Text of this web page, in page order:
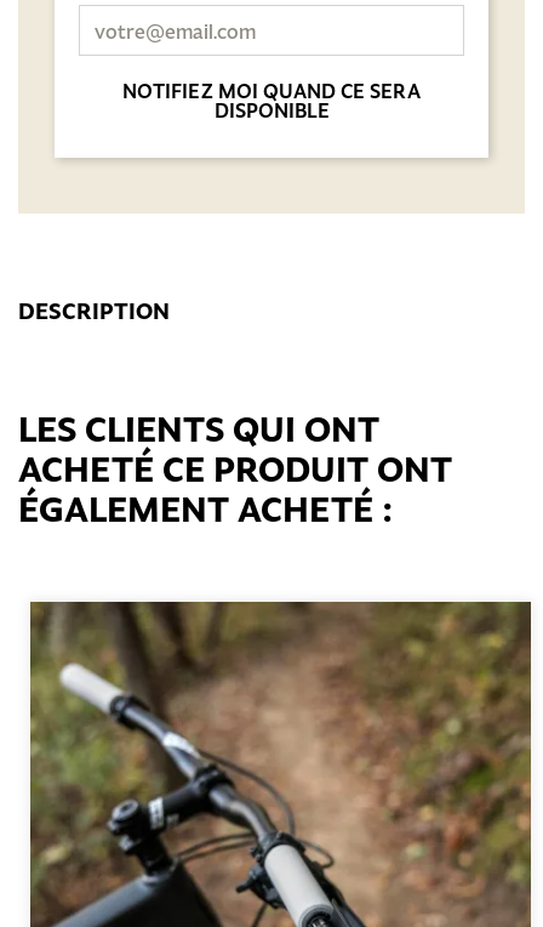
NOTIFIEZ MOI QUAND CE SERA
DISPONIBLE
DESCRIPTION
LES CLIENTS QUI ONT
ACHETÉ CE PRODUIT ONT
ÉGALEMENT ACHETÉ :